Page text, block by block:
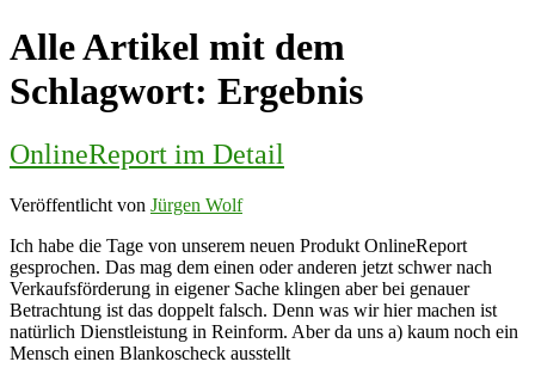
Alle Artikel mit dem
Schlagwort: Ergebnis
OnlineReport im Detail
Veröffentlicht von Jürgen Wolf
Ich habe die Tage von unserem neuen Produkt OnlineReport
gesprochen. Das mag dem einen oder anderen jetzt schwer nach
Verkaufsförderung in eigener Sache klingen aber bei genauer
Betrachtung ist das doppelt falsch. Denn was wir hier machen ist
natürlich Dienstleistung in Reinform. Aber da uns a) kaum noch ein
Mensch einen Blankoscheck ausstellt